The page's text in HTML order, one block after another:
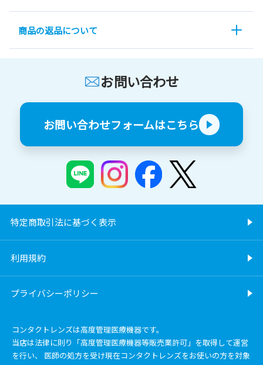
商品の返品について
お問い合わせ
お問い合わせフォームはこちら
特定商取引法に基づく表示
利用規約
プライバシーポリシー
コンタクトレンズは高度管理医療機器です。
当店は法律に則り「高度管理医療機器等販売業許可」を取得して運営
を行い、 医師の処方を受け現在コンタクトレンズをお使いの方を対象